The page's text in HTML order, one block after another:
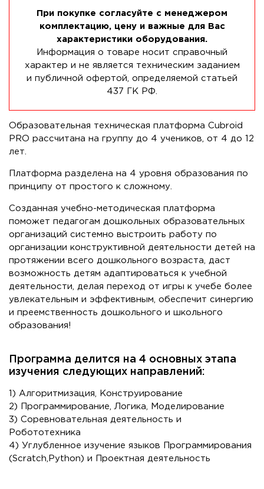
При покупке согласуйте с менеджером
комплектацию, цену и важные для Вас
характеристики оборудования.
Информация о товаре носит справочный
характер и не является техническим заданием
и публичной офертой, определяемой статьей
437 ГК РФ.
Образовательная техническая платформа Cubroid
PRO рассчитана на группу до 4 учеников, от 4 до 12
лет.
Платформа разделена на 4 уровня образования по
принципу от простого к сложному.
Созданная учебно-методическая платформа
поможет педагогам дошкольных образовательных
организаций системно выстроить работу по
организации конструктивной деятельности детей на
протяжении всего дошкольного возраста, даст
возможность детям адаптироваться к учебной
деятельности, делая переход от игры к учебе более
увлекательным и эффективным, обеспечит синергию
и преемственность дошкольного и школьного
образования!
Программа делится на 4 основных этапа
изучения следующих направлений:
1) Алгоритмизация, Конструирование
2) Программирование, Логика, Моделирование
3) Соревновательная деятельность и
Робототехника
4) Углубленное изучение языков Программирования
(Scratch,Python) и Проектная деятельность